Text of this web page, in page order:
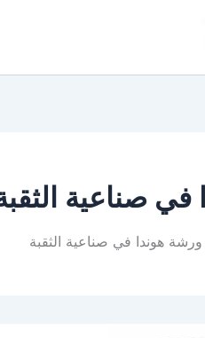
صناعية
ورشة هوندا في صناعية الثقبة